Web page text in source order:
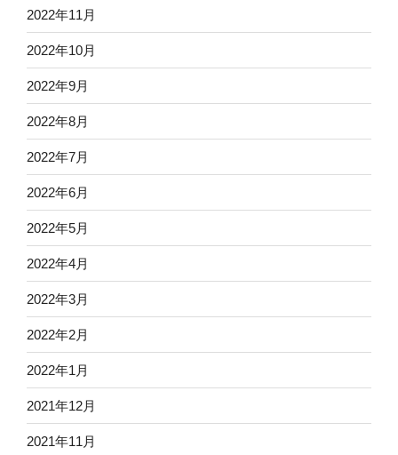
2022年11月
2022年10月
2022年9月
2022年8月
2022年7月
2022年6月
2022年5月
2022年4月
2022年3月
2022年2月
2022年1月
2021年12月
2021年11月